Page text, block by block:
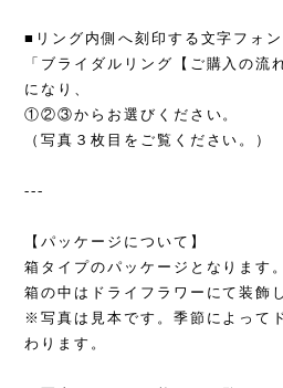
■リング内側へ刻印する文字フォ
「ブライダルリング【ご購入の流
になり、
①②③からお選びください。
（写真３枚目をご覧ください。）
---
【パッケージについて】
箱タイプのパッケージとなります。
箱の中はドライフラワーにて装飾
※写真は見本です。季節によって
わります。